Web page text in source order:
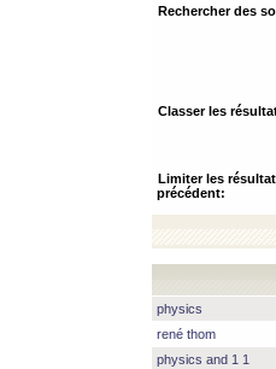
Rechercher des
Classer les
Limiter les
précédent:
physics
rené thom
physics and 1 1